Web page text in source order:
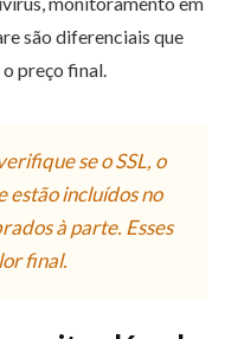
são diferenciais que
preço final.
se o SSL, o
estão incluídos no
à parte. Esses
final.